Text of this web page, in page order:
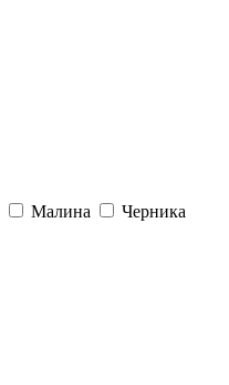
Малина
Черника